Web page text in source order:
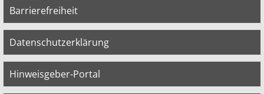
Barrierefreiheit
Datenschutzerklärung
Hinweisgeber-Portal